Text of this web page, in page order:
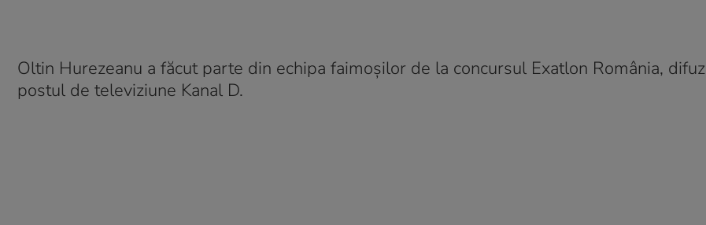
Oltin Hurezeanu a făcut parte din echipa faimoșilor de la concursul Exatlon România,
postul de televiziune Kanal D.